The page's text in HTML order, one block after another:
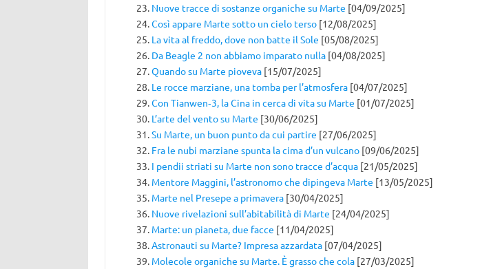
Nuove tracce di sostanze organiche su Marte [04/09/2025]
Così appare Marte sotto un cielo terso[12/08/2025]
La vita al freddo, dove non batte il Sole [05/08/2025]
Da Beagle 2 non abbiamo imparato nulla[04/08/2025]
Quando su Marte pioveva[15/07/2025]
Le rocce marziane, una tomba per l’atmosfera[04/07/2025]
Con Tianwen‑3, la Cina in cerca di vita su Marte [01/07/2025]
L’arte del vento su Marte [30/06/2025]
Su Marte, un buon punto da cui partire [27/06/2025]
Fra le nubi marziane spunta la cima d’un vulcano[09/06/2025]
I pendii striati su Marte non sono tracce d’acqua[21/05/2025]
Mentore Maggini, l’astronomo che dipingeva Marte [13/05/2025]
Marte nel Presepe a primavera[30/04/2025]
Nuove rivelazioni sull’abitabilità di Marte [24/04/2025]
Marte: un pianeta, due facce [11/04/2025]
Astronauti su Marte? Impresa azzardata[07/04/2025]
Molecole organiche su Marte. È grasso che cola[27/03/2025]